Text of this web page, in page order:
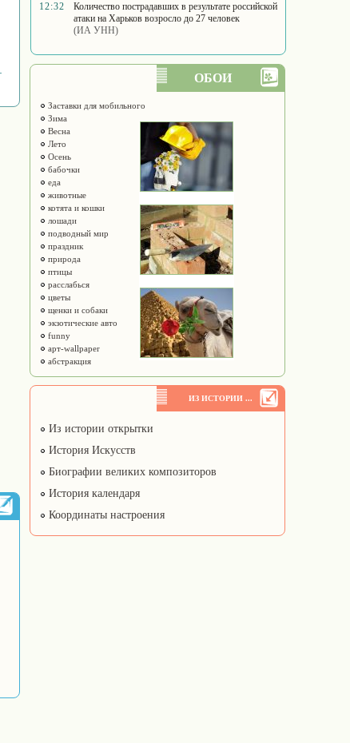
12:32
Количество пострадавших в результате российской
атаки на Харьков возросло до 27 человек
(ИА УНН)
ОБОИ
Заставки для мобильного
Зима
Весна
Лето
Осень
бабочки
еда
животные
котята и кошки
лошади
подводный мир
праздник
природа
птицы
расслабься
цветы
щенки и собаки
экзотические авто
funny
арт-wallpaper
абстракция
ИЗ ИСТОРИИ ...
Из истории открытки
История Искусств
Биографии великих композиторов
История календаря
Координаты настроения